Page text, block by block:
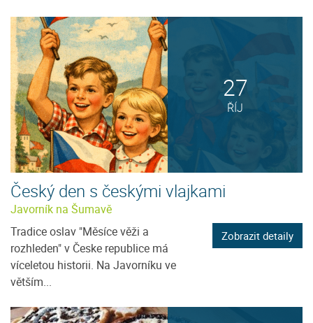
27
ŘÍJ
Český den s českými vlajkami
Javorník na Šumavě
Tradice oslav "Měsíce věži a
rozhleden" v Česke republice má
víceletou historii. Na Javorníku ve
větším...
Zobrazit detaily